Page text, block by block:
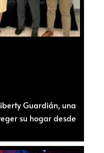
Guardián, una
su hogar desde